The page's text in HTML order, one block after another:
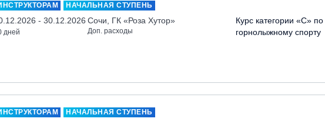
НАЧАЛЬНАЯ СТУПЕНЬ
- 30.12.2026
дней
Сочи, ГК «Роза Хутор»
Доп. расходы
Курс категории «С» по
горнолыжному спорту
НАЧАЛЬНАЯ СТУПЕНЬ